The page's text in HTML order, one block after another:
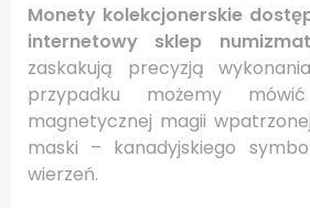
Monety kolekcjonerskie
internetowy sklep
zaskakują precyzją
przypadku możemy
magnetycznej magii
maski – kanadyjskiego
wierzeń.